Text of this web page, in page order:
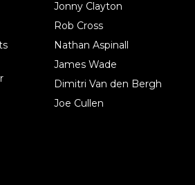
Jonny Clayton
Rob Cross
Nathan Aspinall
James Wade
Dimitri Van den Bergh
Joe Cullen